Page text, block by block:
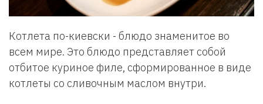
Котлета по-киевски - блюдо знаменитое во
всем мире. Это блюдо представляет собой
отбитое куриное филе, сформированное в виде
котлеты со сливочным маслом внутри.